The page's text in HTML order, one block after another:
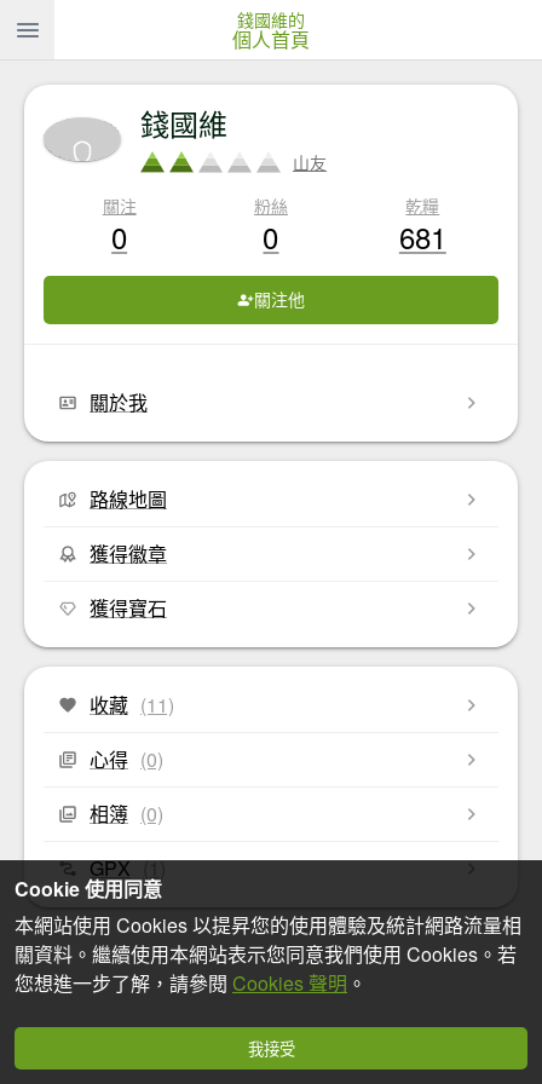
錢國維的
個人首頁
錢國維
山友
關注
0
粉絲
0
乾糧
681
關注他
關於我
路線地圖
獲得徽章
獲得寶石
收藏 (11)
心得 (0)
相簿 (0)
GPX (1)
Cookie 使用同意
本網站使用 Cookies 以提昇您的使用體驗及統計網路流量相
關資料。繼續使用本網站表示您同意我們使用 Cookies。若
您想進一步了解，請參閱 Cookies 聲明 。
我接受